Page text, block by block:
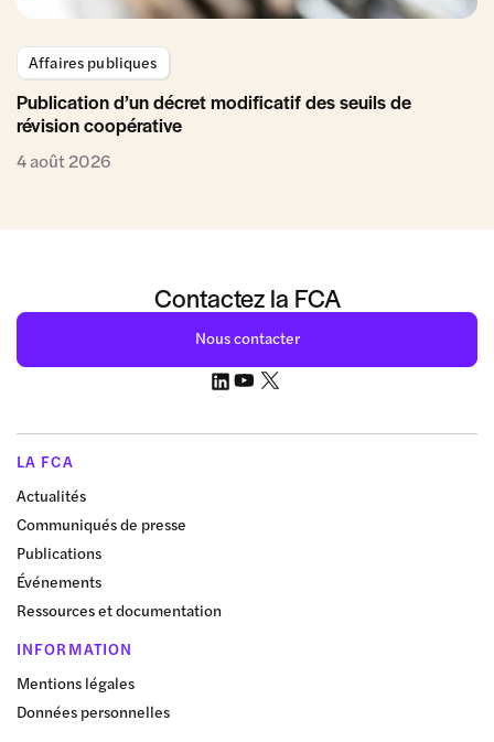
Affaires publiques
Publication d’un décret modificatif des seuils de
révision coopérative
4 août 2026
Contactez la FCA
Nous contacter
LA FCA
Actualités
Communiqués de presse
Publications
Événements
Ressources et documentation
INFORMATION
Mentions légales
Données personnelles